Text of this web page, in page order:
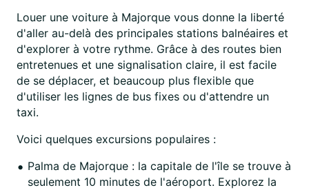
Louer une voiture à Majorque vous donne la liberté
d'aller au-delà des principales stations balnéaires et
d'explorer à votre rythme. Grâce à des routes bien
entretenues et une signalisation claire, il est facile
de se déplacer, et beaucoup plus flexible que
d'utiliser les lignes de bus fixes ou d'attendre un
taxi.
Voici quelques excursions populaires :
Palma de Majorque : la capitale de l'île se trouve à
seulement 10 minutes de l'aéroport. Explorez la